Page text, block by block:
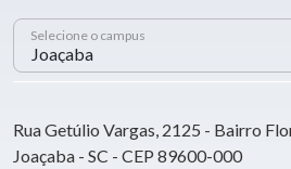
Selecione o campus
Rua Getúlio Vargas, 2125 - Bairro
Joaçaba - SC - CEP 89600-000